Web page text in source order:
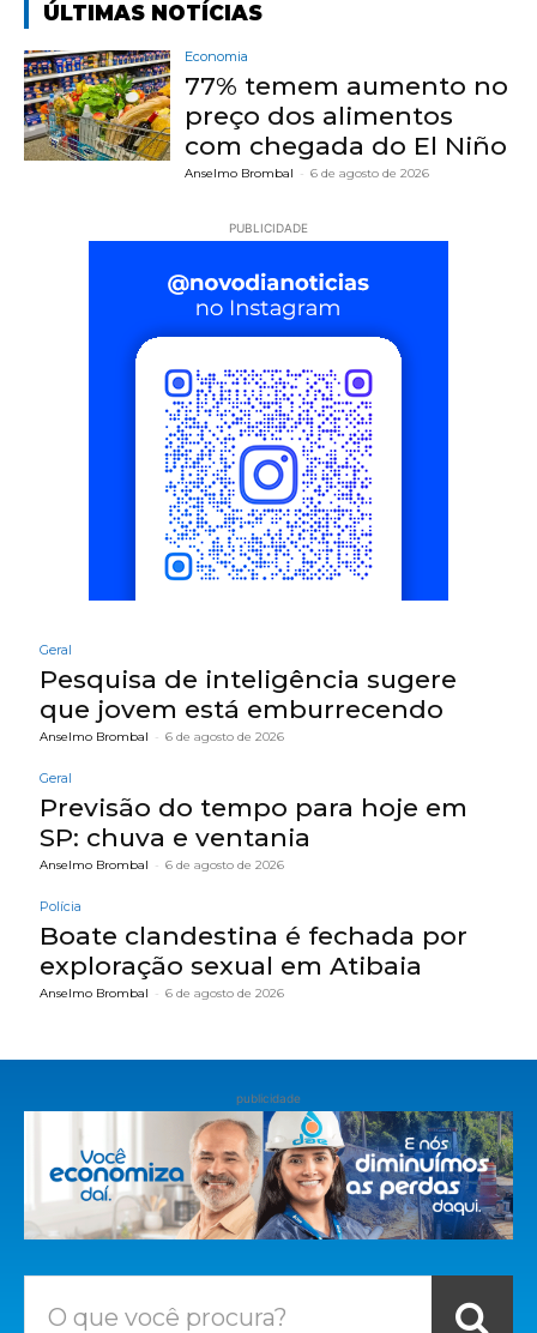
ÚLTIMAS NOTÍCIAS
Economia
77% temem aumento no
preço dos alimentos
com chegada do El Niño
Anselmo Brombal - 6 de agosto de 2026
PUBLICIDADE
Geral
Pesquisa de inteligência sugere
que jovem está emburrecendo
Anselmo Brombal - 6 de agosto de 2026
Geral
Previsão do tempo para hoje em
SP: chuva e ventania
Anselmo Brombal - 6 de agosto de 2026
Polícia
Boate clandestina é fechada por
exploração sexual em Atibaia
Anselmo Brombal - 6 de agosto de 2026
publicidade
O que você procura?